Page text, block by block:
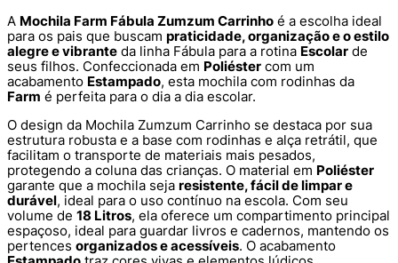
A Mochila Farm Fábula Zumzum Carrinho é a escolha ideal
para os pais que buscam praticidade, organização e o estilo
alegre e vibrante da linha Fábula para a rotina Escolar de
seus filhos. Confeccionada em Poliéster com um
acabamento Estampado, esta mochila com rodinhas da
Farm é perfeita para o dia a dia escolar.
O design da Mochila Zumzum Carrinho se destaca por sua
estrutura robusta e a base com rodinhas e alça retrátil, que
facilitam o transporte de materiais mais pesados,
protegendo a coluna das crianças. O material em Poliéster
garante que a mochila seja resistente, fácil de limpar e
durável, ideal para o uso contínuo na escola. Com seu
volume de 18 Litros, ela oferece um compartimento principal
espaçoso, ideal para guardar livros e cadernos, mantendo os
pertences organizados e acessíveis. O acabamento